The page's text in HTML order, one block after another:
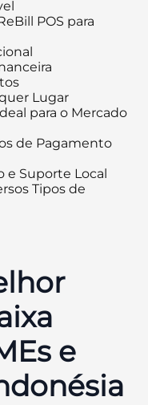
POS para
Lugar
para o Mercado
de Pagamento
e Suporte Local
Tipos de
e